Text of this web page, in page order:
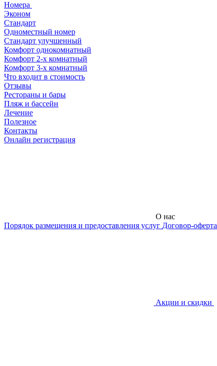
Номера
Эконом
Стандарт
Одноместный номер
Стандарт улучшенный
Комфорт однокомнатный
Комфорт 2-х комнатный
Комфорт 3-х комнатный
Что входит в стоимость
Отзывы
Рестораны и бары
Пляж и бассейн
Лечение
Полезное
Контакты
Онлайн регистрация
О нас
Порядок размещения и предоставления услуг Договор-оферта
Акции и скидки